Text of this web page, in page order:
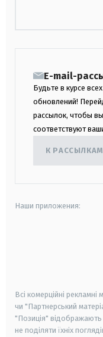
E-mail-
Будьте в курсе
обновлений!
рассылок, чтобы
соответствуют
К РАССЫЛКАМ
Наши приложения:
Всі комерційні
чи "Партнерський
"Позиція" відображають
не поділяти їхніх